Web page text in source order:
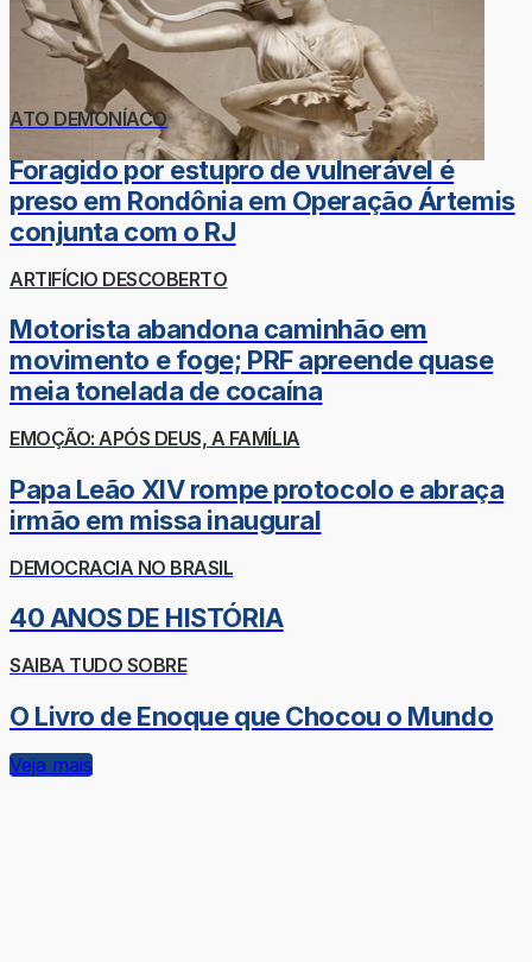
ATO DEMONÍACO
Foragido por estupro de vulnerável é
preso em Rondônia em Operação Ártemis
conjunta com o RJ
ARTIFÍCIO DESCOBERTO
Motorista abandona caminhão em
movimento e foge; PRF apreende quase
meia tonelada de cocaína
EMOÇÃO: APÓS DEUS, A FAMÍLIA
Papa Leão XIV rompe protocolo e abraça
irmão em missa inaugural
DEMOCRACIA NO BRASIL
40 ANOS DE HISTÓRIA
SAIBA TUDO SOBRE
O Livro de Enoque que Chocou o Mundo
Veja mais